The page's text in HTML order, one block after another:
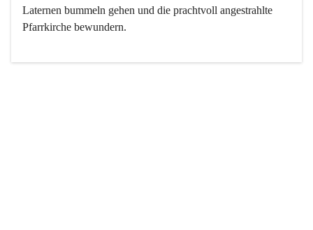
Laternen bummeln gehen und die prachtvoll angestrahlte
Pfarrkirche bewundern.
Der Weinbau dominert heute nicht mehr, ist aber integrativer